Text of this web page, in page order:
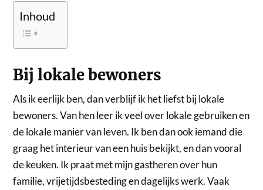
Inhoud
Bij lokale bewoners
Als ik eerlijk ben, dan verblijf ik het liefst bij lokale
bewoners. Van hen leer ik veel over lokale gebruiken en
de lokale manier van leven. Ik ben dan ook iemand die
graag het interieur van een huis bekijkt, en dan vooral
de keuken. Ik praat met mijn gastheren over hun
familie, vrijetijdsbesteding en dagelijks werk. Vaak